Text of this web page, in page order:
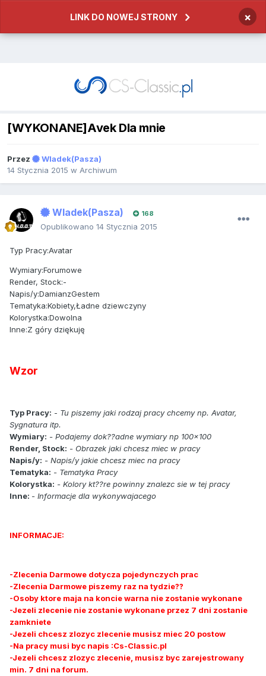
LINK DO NOWEJ STRONY ×
[WYKONANE]Avek Dla mnie
Przez
Wladek(Pasza)
14 Stycznia 2015 w Archiwum
Wladek(Pasza) 168
Opublikowano 14 Stycznia 2015
Typ Pracy:Avatar
Wymiary:Forumowe
Render, Stock:-
Napis/y:DamianzGestem
Tematyka:Kobiety,Ładne dziewczyny
Kolorystka:Dowolna
Inne:Z góry dziękuję
Wzor
Typ Pracy: - Tu piszemy jaki rodzaj pracy chcemy np. Avatar,
Sygnatura itp.
Wymiary: - Podajemy dok??adne wymiary np 100x100
Render, Stock: - Obrazek jaki chcesz miec w pracy
Napis/y: - Napis/y jakie chcesz miec na pracy
Tematyka: - Tematyka Pracy
Kolorystka: - Kolory kt??re powinny znalezc sie w tej pracy
Inne: - Informacje dla wykonywajacego
INFORMACJE:
-Zlecenia Darmowe dotycza pojedynczych prac
-Zlecenia Darmowe piszemy raz na tydzie??
-Osoby ktore maja na koncie warna nie zostanie wykonane
-Jezeli zlecenie nie zostanie wykonane przez 7 dni zostanie
zamkniete
-Jezeli chcesz zlozyc zlecenie musisz miec 20 postow
-Na pracy musi byc napis :Cs-Classic.pl
-Jezeli chcesz zlozyc zlecenie, musisz byc zarejestrowany
min. 7 dni na forum.